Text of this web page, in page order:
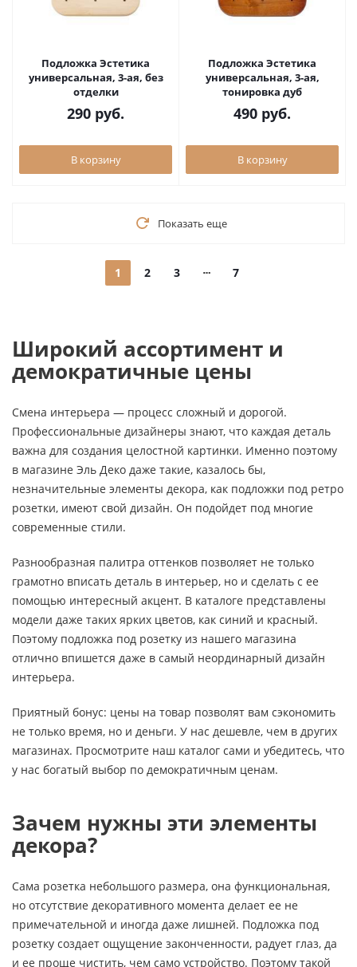
Подложка Эстетика
универсальная, 3-ая, без
отделки
290 руб.
В корзину
Подложка Эстетика
универсальная, 3-ая,
тонировка дуб
490 руб.
В корзину
Показать еще
1 2 3 7
Широкий ассортимент и
демократичные цены
Смена интерьера — процесс сложный и дорогой.
Профессиональные дизайнеры знают, что каждая деталь
важна для создания целостной картинки. Именно поэтому
в магазине Эль Деко даже такие, казалось бы,
незначительные элементы декора, как подложки под ретро
розетки, имеют свой дизайн. Он подойдет под многие
современные стили.
Разнообразная палитра оттенков позволяет не только
грамотно вписать деталь в интерьер, но и сделать с ее
помощью интересный акцент. В каталоге представлены
модели даже таких ярких цветов, как синий и красный.
Поэтому подложка под розетку из нашего магазина
отлично впишется даже в самый неординарный дизайн
интерьера.
Приятный бонус: цены на товар позволят вам сэкономить
не только время, но и деньги. У нас дешевле, чем в других
магазинах. Просмотрите наш каталог сами и убедитесь, что
у нас богатый выбор по демократичным ценам.
Зачем нужны эти элементы
декора?
Сама розетка небольшого размера, она функциональная,
но отсутствие декоративного момента делает ее не
примечательной и иногда даже лишней. Подложка под
розетку создает ощущение законченности, радует глаз, да
и ее проще чистить, чем само устройство. Поэтому такой